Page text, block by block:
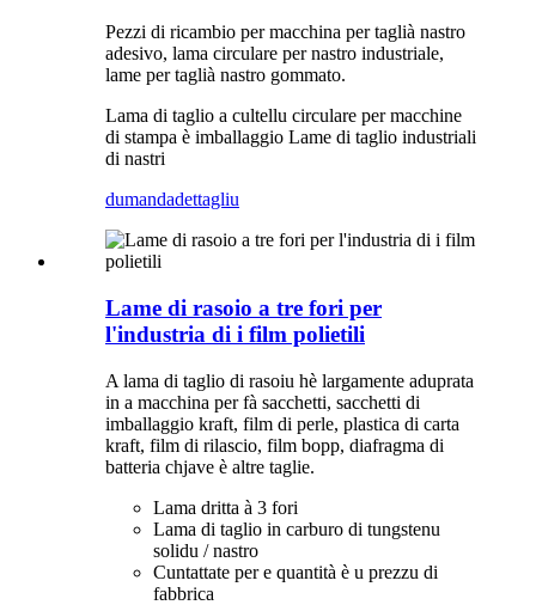
Pezzi di ricambio per macchina per taglià nastro
adesivo, lama circulare per nastro industriale,
lame per taglià nastro gommato.
Lama di taglio a cultellu circulare per macchine
di stampa è imballaggio Lame di taglio industriali
di nastri
dumandadettagliu
Lame di rasoio a tre fori per
l'industria di i film polietili
A lama di taglio di rasoiu hè largamente aduprata
in a macchina per fà sacchetti, sacchetti di
imballaggio kraft, film di perle, plastica di carta
kraft, film di rilascio, film bopp, diafragma di
batteria chjave è altre taglie.
Lama dritta à 3 fori
Lama di taglio in carburo di tungstenu
solidu / nastro
Cuntattate per e quantità è u prezzu di
fabbrica